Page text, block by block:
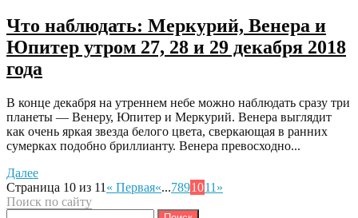
Что наблюдать: Меркурий, Венера и
Юпитер утром 27, 28 и 29 декабря 2018
года
В конце декабря на утреннем небе можно наблюдать сразу три
планеты — Венеру, Юпитер и Меркурий. Венера выглядит
как очень яркая звезда белого цвета, сверкающая в ранних
сумерках подобно бриллианту. Венера превосходно...
Далее
Страница 10 из 11 « Первая«...7891011 »
Поиск по сайту